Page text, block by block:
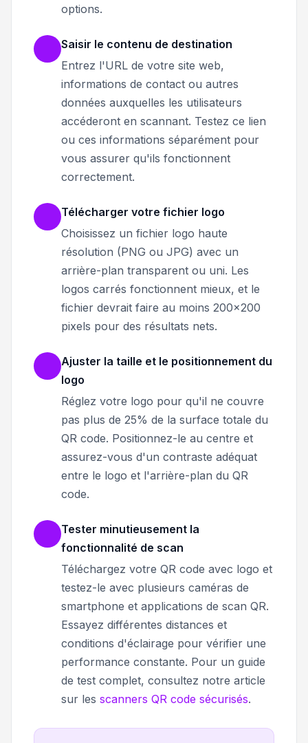
options.
Saisir le contenu de destination
Entrez l'URL de votre site web,
informations de contact ou autres
données auxquelles les utilisateurs
accéderont en scannant. Testez ce lien
ou ces informations séparément pour
vous assurer qu'ils fonctionnent
correctement.
Télécharger votre fichier logo
Choisissez un fichier logo haute
résolution (PNG ou JPG) avec un
arrière-plan transparent ou uni. Les
logos carrés fonctionnent mieux, et le
fichier devrait faire au moins 200x200
pixels pour des résultats nets.
Ajuster la taille et le positionnement du
logo
Réglez votre logo pour qu'il ne couvre
pas plus de 25% de la surface totale du
QR code. Positionnez-le au centre et
assurez-vous d'un contraste adéquat
entre le logo et l'arrière-plan du QR
code.
Tester minutieusement la
fonctionnalité de scan
Téléchargez votre QR code avec logo et
testez-le avec plusieurs caméras de
smartphone et applications de scan QR.
Essayez différentes distances et
conditions d'éclairage pour vérifier une
performance constante. Pour un guide
de test complet, consultez notre article
sur les scanners QR code sécurisés.